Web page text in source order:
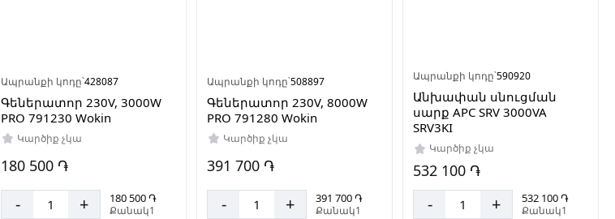
Ապրանքի կոդը՝428087
Գեներատոր 230V, 3000W
PRO 791230 Wokin
Կարծիք չկա
180 500 ֏
- + 180 500 ֏
Քանակ1
Ապրանքի կոդը՝508897
Գեներատոր 230V, 8000W
PRO 791280 Wokin
Կարծիք չկա
391 700 ֏
- + 391 700 ֏
Քանակ1
Ապրանքի կոդը՝590920
Անխափան սնուցման
սարք APC SRV 3000VA
SRV3KI
Կարծիք չկա
532 100 ֏
- + 532 100 ֏
Քանակ1